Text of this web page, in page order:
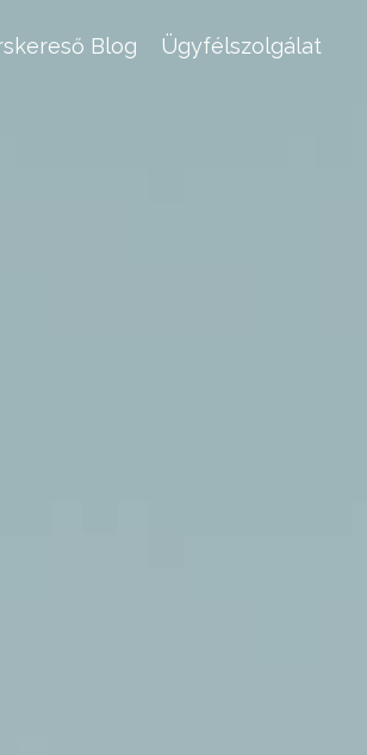
Blog Ügyfélszolgálat